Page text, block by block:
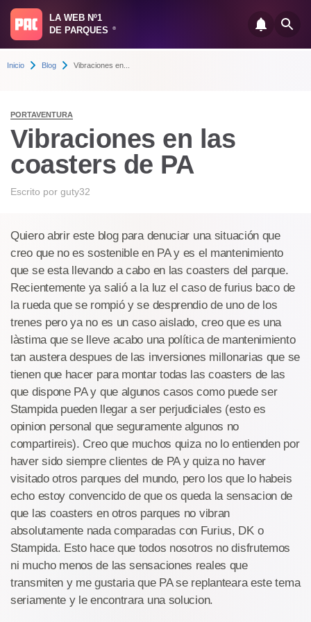
LA WEB Nº1
DE PARQUES
®
Inicio Blog Vibraciones en...
PORTAVENTURA
Vibraciones en las
coasters de PA
Escrito por guty32
Quiero abrir este blog para denuciar una situación que
creo que no es sostenible en PA y es el mantenimiento
que se esta llevando a cabo en las coasters del parque.
Recientemente ya salió a la luz el caso de furius baco de
la rueda que se rompió y se desprendio de uno de los
trenes pero ya no es un caso aislado, creo que es una
làstima que se lleve acabo una política de mantenimiento
tan austera despues de las inversiones millonarias que se
tienen que hacer para montar todas las coasters de las
que dispone PA y que algunos casos como puede ser
Stampida pueden llegar a ser perjudiciales (esto es
opinion personal que seguramente algunos no
compartireis). Creo que muchos quiza no lo entienden por
haver sido siempre clientes de PA y quiza no haver
visitado otros parques del mundo, pero los que lo habeis
echo estoy convencido de que os queda la sensacion de
que las coasters en otros parques no vibran
absolutamente nada comparadas con Furius, DK o
Stampida. Esto hace que todos nosotros no disfrutemos
ni mucho menos de las sensaciones reales que
transmiten y me gustaria que PA se replanteara este tema
seriamente y le encontrara una solucion.